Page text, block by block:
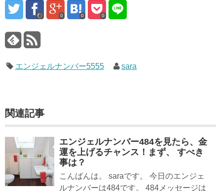
0 0 0
エンジェルナンバー5555 sara
関連記事
エンジェルナンバー484を見たら、金
運を上げるチャンス！まず、 すべき
事は？
こんばんは。 saraです。 今日のエンジェ
ルナンバーは484です。 484メッセージは